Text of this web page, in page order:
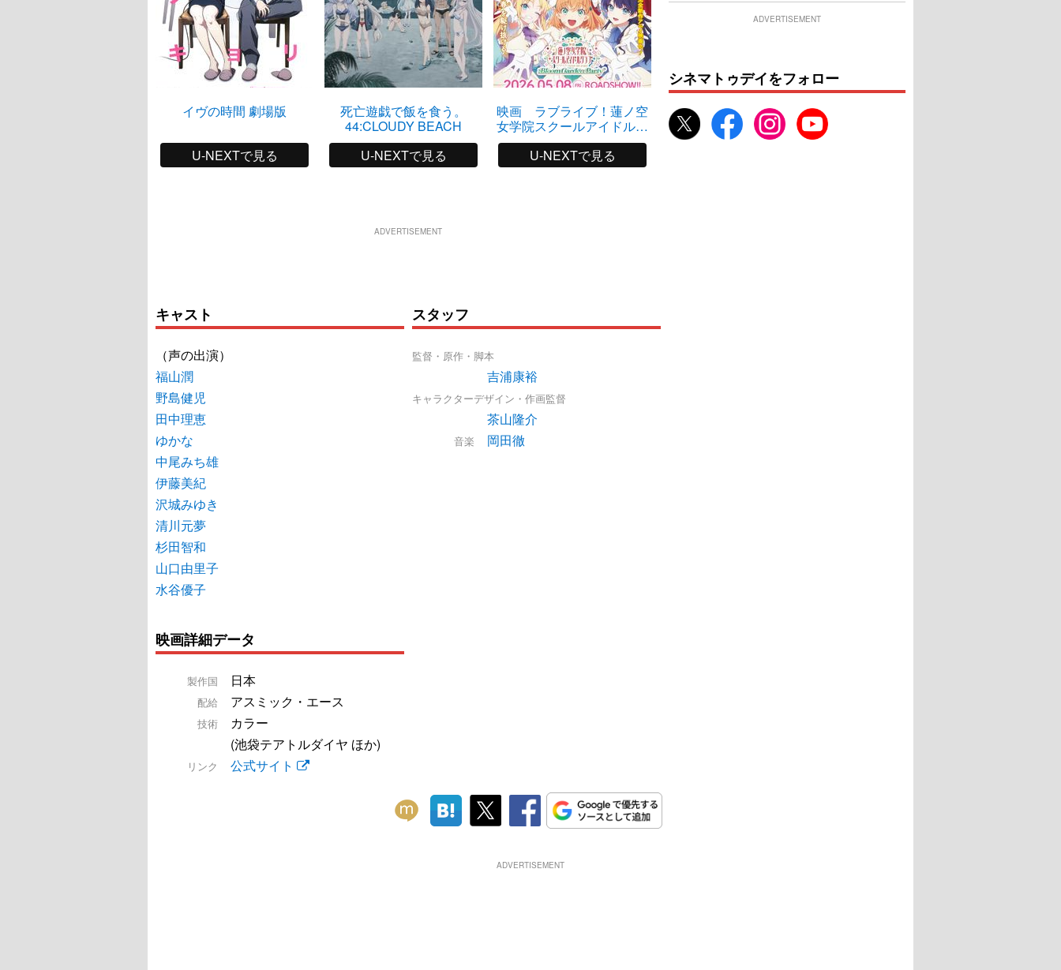
イヴの時間 劇場版
U-NEXTで見る
死亡遊戯で飯を食う。
44:CLOUDY BEACH
U-NEXTで見る
映画 ラブライブ！蓮ノ空
女学院スクールアイドルク
ラブ Bloom Garden Party
U-NEXTで見る
ARCO／アルコ
ADVERTISEMENT
キャスト
（声の出演）
福山潤
野島健児
田中理恵
ゆかな
中尾みち雄
伊藤美紀
沢城みゆき
清川元夢
杉田智和
山口由里子
水谷優子
スタッフ
監督・原作・脚本
吉浦康裕
キャラクターデザイン・作画監督
茶山隆介
音楽 岡田徹
映画詳細データ
製作国 日本
配給 アスミック・エース
技術
カラー
(池袋テアトルダイヤ ほか)
リンク 公式サイト
ADVERTISEMENT
シネマトゥデイをフォロー
ADVERTISEMENT